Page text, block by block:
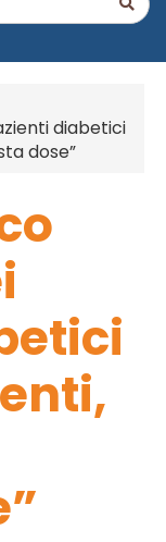
diabetici
dose”